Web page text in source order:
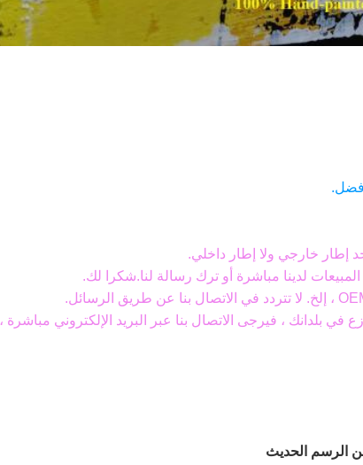
لدينا مباشرة أو ترك رسالة لنا.شكرا لك.
في بلدانك ، فيرجى الاتصال بنا عبر البريد الإلكتروني مباشرة ،
الرسم الحديث